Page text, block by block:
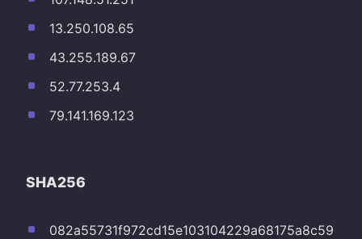
13.250.108.65
43.255.189.67
52.77.253.4
79.141.169.123
SHA256
082a55731f972cd15e103104229a68175a8c59